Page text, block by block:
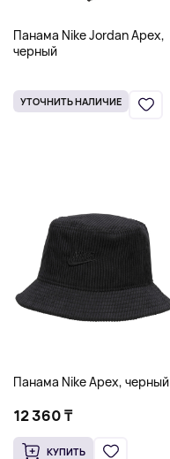
Панама Nike Jordan Apex,
черный
УТОЧНИТЬ НАЛИЧИЕ
Панама Nike Apex, черный
12 360 ₸
КУПИТЬ